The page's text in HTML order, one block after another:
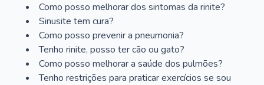
Como posso melhorar dos sintomas da rinite?
Sinusite tem cura?
Como posso prevenir a pneumonia?
Tenho rinite, posso ter cão ou gato?
Como posso melhorar a saúde dos pulmões?
Tenho restrições para praticar exercícios se sou